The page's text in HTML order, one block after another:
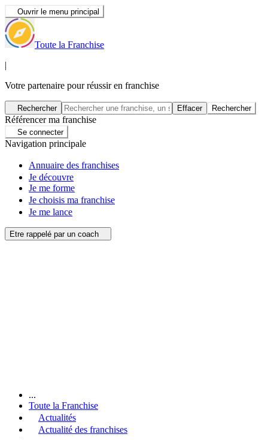
Ouvrir le menu principal
Toute la Franchise
|
Votre partenaire pour réussir en franchise
Rechercher Effacer Rechercher
Référencer ma franchise
Se connecter
Navigation principale
Annuaire des franchises
Je découvre
Je me forme
Je choisis ma franchise
Je me lance
Etre rappelé par un coach
...
Toute la Franchise
Actualités
Actualité des franchises